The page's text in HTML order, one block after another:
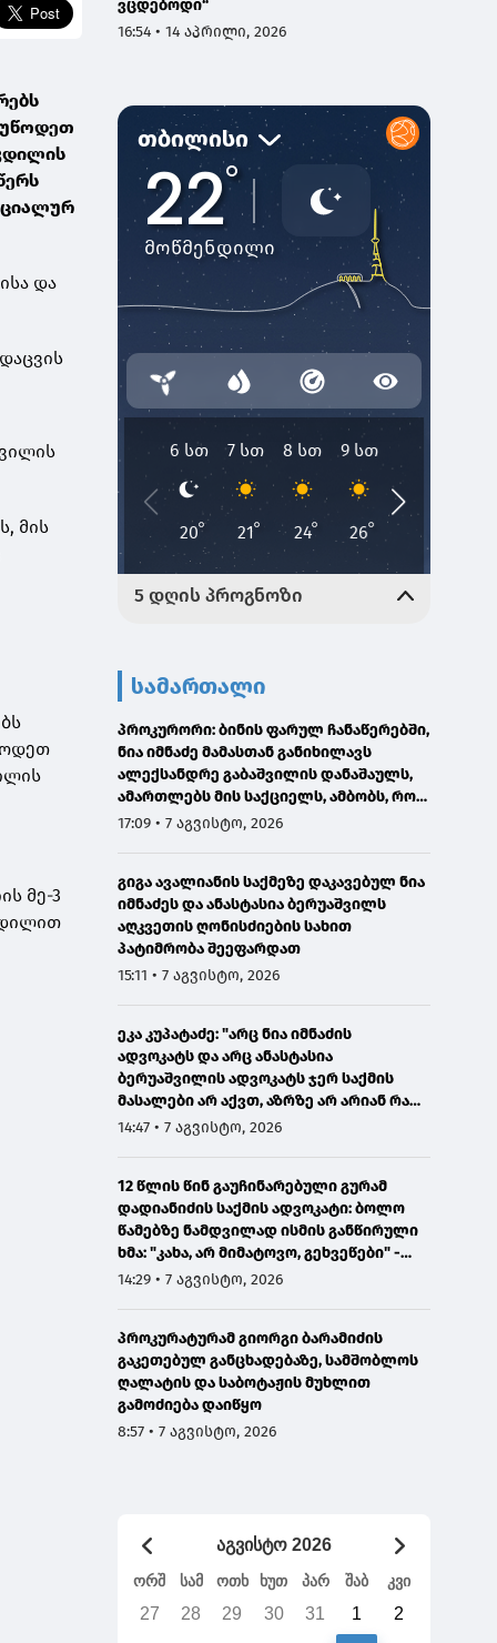
და
მის
მე-3
ვცდებოდი“
16:54 • 14 აპრილი, 2026
სამართალი
პროკურორი: ბინის ფარულ ჩანაწერებში,
ნია იმნაძე მამასთან განიხილავს
ალექსანდრე გაბაშვილის დანაშაულს,
ამართლებს მის საქციელს, ამბობს, რომ
სხვანაირად ვერ მოიქცეოდა
17:09 • 7 აგვისტო, 2026
გიგა ავალიანის საქმეზე დაკავებულ ნია
იმნაძეს და ანასტასია ბერუაშვილს
აღკვეთის ღონისძიების სახით
პატიმრობა შეეფარდათ
15:11 • 7 აგვისტო, 2026
ეკა კუპატაძე: "არც ნია იმნაძის
ადვოკატს და არც ანასტასია
ბერუაშვილის ადვოკატს ჯერ საქმის
მასალები არ აქვთ, აზრზე არ არიან რა
წერია მასალებში"
14:47 • 7 აგვისტო, 2026
12 წლის წინ გაუჩინარებული გურამ
დადიანიძის საქმის ადვოკატი: ბოლო
წამებზე ნამდვილად ისმის განწირული
ხმა: "კახა, არ მიმატოვო, გეხვეწები" -
ვიდეოს დადებას ვაპირებდით
14:29 • 7 აგვისტო, 2026
პროკურატურამ გიორგი ბარამიძის
გაკეთებულ განცხადებაზე, სამშობლოს
ღალატის და საბოტაჟის მუხლით
გამოძიება დაიწყო
8:57 • 7 აგვისტო, 2026
აგვისტო 2026
ორშ სამ ოთხ ხუთ პარ შაბ კვი
27 28 29 30 31 1 2